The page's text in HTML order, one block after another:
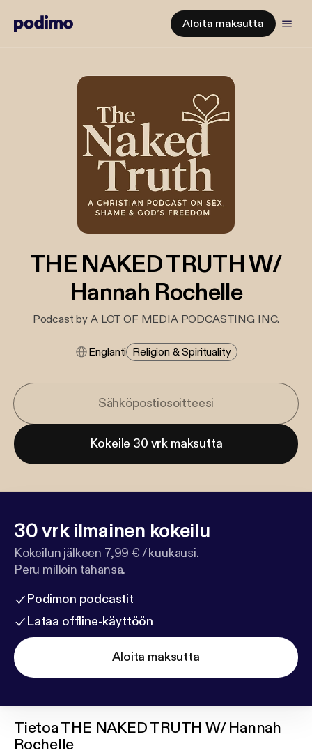
Aloita maksutta
THE NAKED TRUTH W/
Hannah Rochelle
Podcast by A LOT OF MEDIA PODCASTING INC.
Englanti Religion & Spirituality
Kokeile 30 vrk maksutta
30 vrk ilmainen kokeilu
Kokeilun jälkeen 7,99 € / kuukausi.
Peru milloin tahansa.
Podimon podcastit
Lataa offline-käyttöön
Aloita maksutta
TietoaTHE NAKED TRUTH W/ Hannah
Rochelle